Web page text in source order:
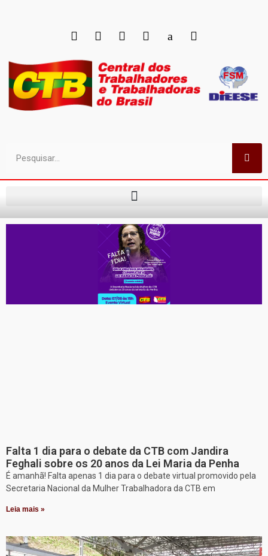
Falta 1 dia para o debate da CTB com Jandira
Feghali sobre os 20 anos da Lei Maria da Penha
É amanhã! Falta apenas 1 dia para o debate virtual promovido pela
Secretaria Nacional da Mulher Trabalhadora da CTB em
Leia mais »